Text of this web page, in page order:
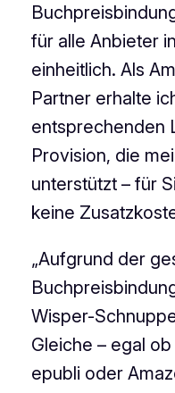
für alle Anbieter
einheitlich. Als
Partner erhalte
entsprechenden
Provision, die
unterstützt – für
keine
„Aufgrund der
Wisper-
Gleiche – egal
epubli oder